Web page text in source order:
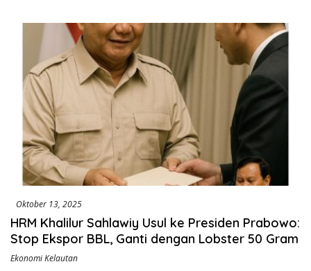
Khusus Menjadi Kemandirian
Oktober 13, 2025
HRM Khalilur Sahlawiy Usul ke Presiden Prabowo:
Stop Ekspor BBL, Ganti dengan Lobster 50 Gram
Ekonomi Kelautan